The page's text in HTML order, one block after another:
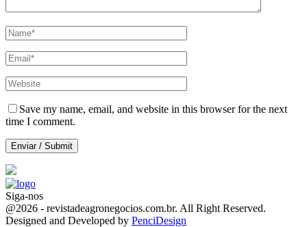
Save my name, email, and website in this browser for the next
time I comment.
Siga-nos
Facebook
Twitter
Instagram
Linkedin
Youtube
Email
@2026 - revistadeagronegocios.com.br. All Right Reserved.
Designed and Developed by PenciDesign